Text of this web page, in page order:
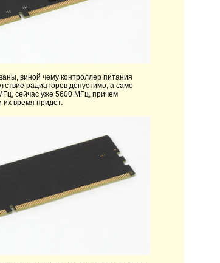
виной чему контроллер питания
радиаторов допустимо, а само
сейчас уже 5600 МГц, причем
их время придет.